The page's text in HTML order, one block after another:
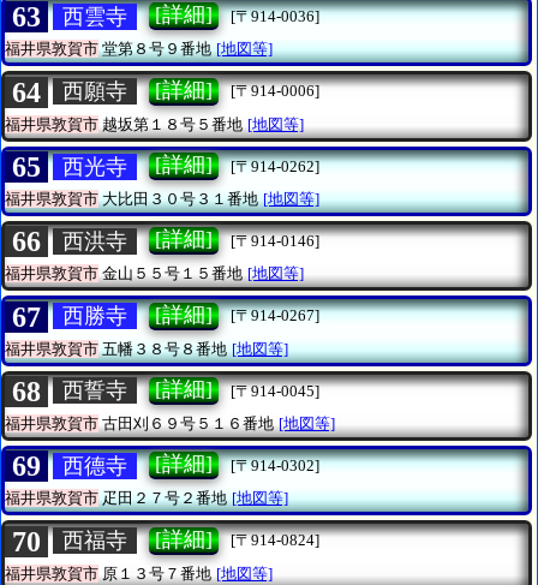
63 西雲寺 [詳細]
[〒914-0036]
福井県敦賀市堂第８号９番地 [地図等]
64 西願寺 [詳細]
[〒914-0006]
福井県敦賀市 越坂第１８号５番地 [地図等]
65 西光寺 [詳細]
[〒914-0262]
福井県敦賀市大比田３０号３１番地 [地図等]
66 西洪寺 [詳細]
[〒914-0146]
福井県敦賀市金山５５号１５番地 [地図等]
67 西勝寺 [詳細]
[〒914-0267]
福井県敦賀市五幡３８号８番地 [地図等]
68 西誓寺 [詳細]
[〒914-0045]
福井県敦賀市 古田刈６９号５１６番地 [地図等]
69 西德寺 [詳細]
[〒914-0302]
福井県敦賀市疋田２７号２番地 [地図等]
70 西福寺 [詳細]
[〒914-0824]
福井県敦賀市 原１３号７番地 [地図等]